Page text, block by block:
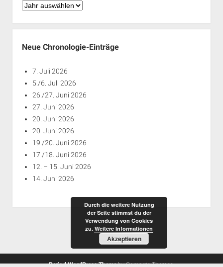
Chronologie
Jahren
Neue Chronologie-Einträge
7. Juli 2026
5./6. Juli 2026
26./27. Juni 2026
27. Juni 2026
20. Juni 2026
20. Juni 2026
19./20. Juni 2026
17./18. Juni 2026
12. – 15. Juni 2026
14. Juni 2026
Period WordPress Themeby Compete Themes.
Durch die weitere Nutzung
der Seite stimmst du der
Verwendung von Cookies
zu. Weitere Informationen
Akzeptieren